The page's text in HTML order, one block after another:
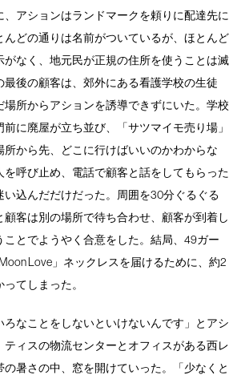
、アションはランドマークを頼りに配達先に
んどの通りは名前がついているが、ほとんど
がなく、地元民が正規の住所を使うことは滅
最後の顧客は、郊外にある看護学校の生徒
場所からアションを誘導できずにいた。学校
に廃屋が立ち並び、「サツマイモ売り場」
所から先、どこに行けばいいのかわからな
を呼び止め、電話で顧客と話をしてもらった
い込んだだけだった。周囲を30分ぐるぐる
顧客は別の場所で待ち合わせ、顧客が到着し
ことでようやく合意をした。結局、49ガー
Love」ネックレスを届けるために、約2
てしまった。
ろなことをしないといけないんです」とアシ
ティスの物流センターとオフィスがある西レ
の暑さの中、窓を開けていった。「少なくと